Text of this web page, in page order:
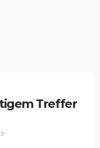
Treffer